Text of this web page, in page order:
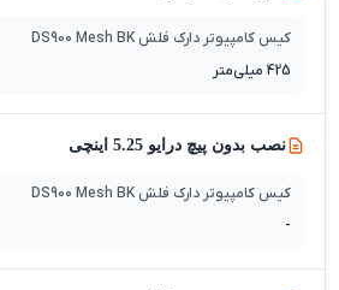
کیس کامپیوتر دارک فلش DS900 Mesh BK
425 میلی‌متر
نصب بدون پیچ درایو 5.25 اینچی
کیس کامپیوتر دارک فلش DS900 Mesh BK
-